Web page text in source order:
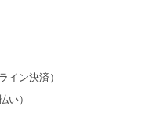
イン決済）
い）